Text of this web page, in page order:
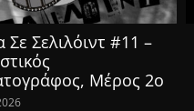
Σε Σελιλόιντ #11 –
Μέρος 2ο